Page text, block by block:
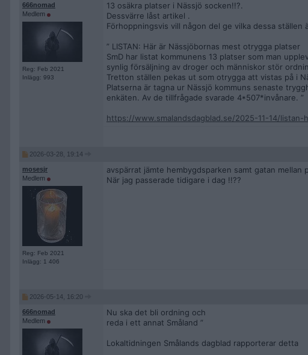
666nomad
Medlem
Reg: Feb 2021
Inlägg: 993
13 osäkra platser i Nässjö socken!!?.
Dessvärre låst artikel .
Förhoppningsvis vill någon del ge vilka dessa ställen
” LISTAN: Här är Nässjöbornas mest otrygga platser
SmD har listat kommunens 13 platser som man
synlig försäljning av droger och människor stör
Tretton ställen pekas ut som otrygga att vistas på i
Platserna är tagna ur Nässjö kommuns senaste
enkäten. Av de tillfrågade svarade 4*507*invånare. ”
https://www.smalandsdagblad.se/2025-11-14/
2026-03-28, 19:14
mosesjr
Medlem
Reg: Feb 2021
Inlägg: 1 406
avspärrat jämte hembygdsparken samt gatan mellan
När jag passerade tidigare i dag !!??
2026-05-14, 16:20
666nomad
Medlem
Nu ska det bli ordning och
reda i ett annat Småland ”
Lokaltidningen Smålands dagblad rapporterar detta